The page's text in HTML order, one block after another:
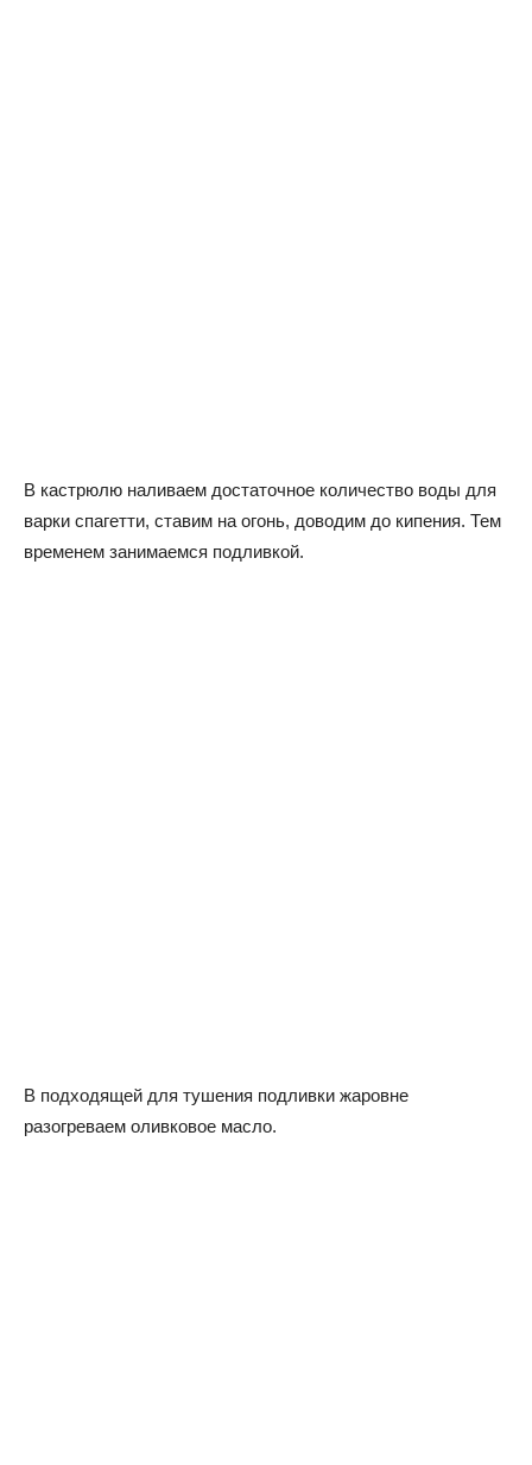
В кастрюлю наливаем достаточное количество воды для
варки спагетти, ставим на огонь, доводим до кипения. Тем
временем занимаемся подливкой.
В подходящей для тушения подливки жаровне
разогреваем оливковое масло.